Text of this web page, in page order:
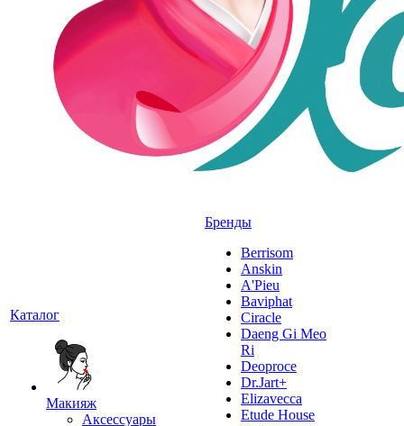
Каталог
Макияж
Аксессуары
Бренды
Berrisom
Anskin
A'Pieu
Baviphat
Ciracle
Daeng Gi Meo
Ri
Deoproce
Dr.Jart+
Elizavecca
Etude House